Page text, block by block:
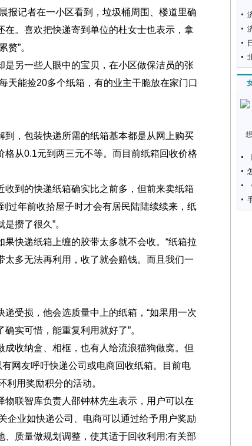
报记者在一小区看到，垃圾桶周围、楼道里确
在。喜欢把快递寄到单位的杜女士也表示，拿
赘”。
另一些人眼中的宝贝，在小区做保洁员的张
天能捡20多个纸箱，有的业主干脆放在家门口
，包装快递所需的纸箱基本都是从网上购买
格从0.1元到两三元不等。而目前纸箱回收价格
到的快递纸箱确实比之前多，但前来卖纸箱
过年前收拾屋子时才会有居民陆陆续续来，纸
攒了很久”。
快递纸箱上缠的胶带太多就不会收。“纸箱拉
太多无法再利用，收了就会赔钱。而且我们一
受损，他会选质量中上的纸箱，“如果用一次
实可惜，能重复利用就好了”。
收纳盒、相框，也有人给流浪猫狗做窝。但
网友呼吁快递公司或电商回收纸箱。目前电
利用奖励积分的活动。
联智库负责人邵钟林先生表示，用户可以在
企业如快递公司、电商可以通过给予用户奖励
、质量做规划调整，使其适于回收利用;有关部